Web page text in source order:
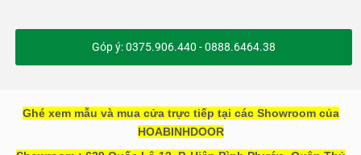
Góp ý: 0375.906.440 - 0888.6464.38
Ghé xem mẫu và mua cửa trực tiếp tại các Showroom của
HOABINHDOOR